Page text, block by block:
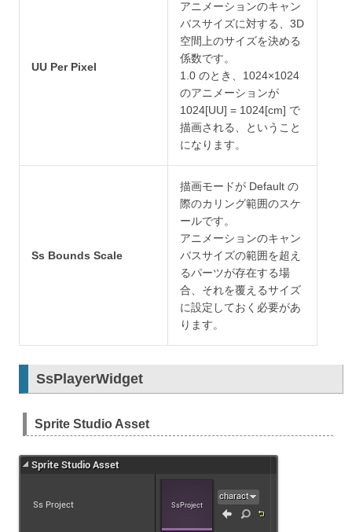
UU Per Pixel
アニメーションのキャン
バスサイズに対する、3D
空間上のサイズを決める
係数です。
1.0 のとき、1024×1024
のアニメーションが
1024[UU] = 1024[cm] で
描画される、ということ
になります。
Ss Bounds Scale
描画モードが Default の
際のカリング範囲のスケ
ールです。
アニメーションのキャン
バスサイズの範囲を超え
るパーツが存在する場
合、それを覆えるサイズ
に設定しておく必要があ
ります。
SsPlayerWidget
Sprite Studio Asset